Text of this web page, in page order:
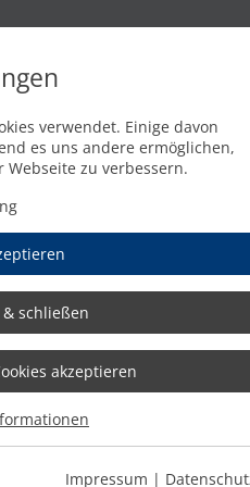
„Hat einfach
mehrfach von
Kammerer
zur Lagerung und
oder auch als
Schneidanlage
verwendet. Einige davon
es uns andere ermöglichen,
zu verbessern.
schließen
akzeptieren
Impressum |